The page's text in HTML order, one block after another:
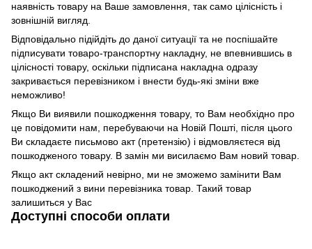
наявність товару на Ваше замовлення, так само цілісність і
зовнішній вигляд.
Відповідально підійдіть до даної ситуації та не поспішайте
підписувати товаро-транспортну накладну, не впевнившись в
цілісності товару, оскільки підписана накладна одразу
закривається перевізником і внести будь-які зміни вже
неможливо!
Якщо Ви виявили пошкодження товару, то Вам необхідно про
це повідомити нам, перебуваючи на Новій Пошті, після цього
Ви складаєте письмово акт (претензію) і відмовляєтеся від
пошкодженого товару. В замін ми висилаємо Вам новий товар.
Якщо акт складений невірно, ми не зможемо замінити Вам
пошкоджений з вини перевізника товар. Такий товар
залишиться у Вас
Доступні способи оплати